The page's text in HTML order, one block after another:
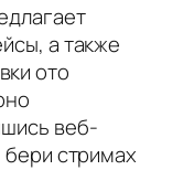
а также
ото
веб-
бери стримах